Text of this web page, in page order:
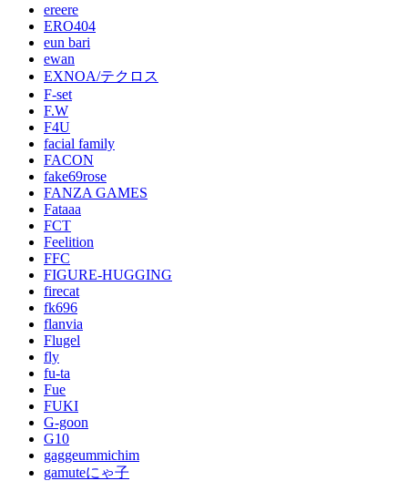
ereere
ERO404
eun bari
ewan
EXNOA/テクロス
F-set
F.W
F4U
facial family
FACON
fake69rose
FANZA GAMES
Fataaa
FCT
Feelition
FFC
FIGURE-HUGGING
firecat
fk696
flanvia
Flugel
fly
fu-ta
Fue
FUKI
G-goon
G10
gaggeummichim
gamuteにゃ子